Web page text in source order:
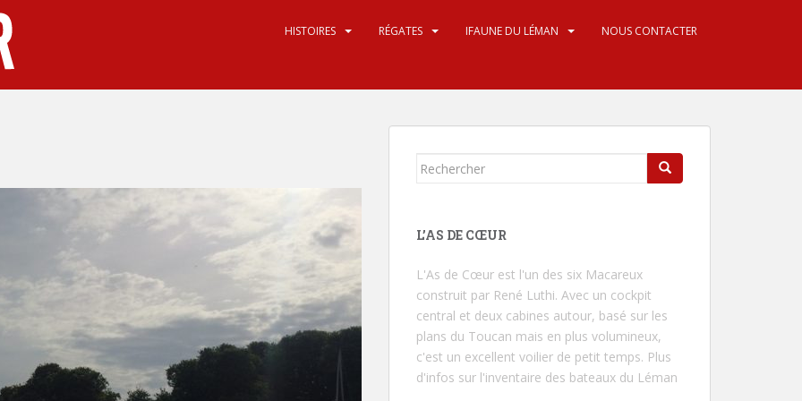
HISTOIRES RÉGATES IFAUNE DU LÉMAN NOUS CONTACTER
Rechercher...
L’AS DE CŒUR
L'As de Cœur est l'un des six Macareux
construit par René Luthi. Avec un cockpit
central et deux cabines autour, basé sur les
plans du Toucan mais en plus volumineux,
c'est un excellent voilier de petit temps. Plus
d'infos sur l'inventaire des bateaux du Léman